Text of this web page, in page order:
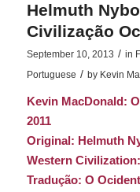
Helmuth
Civilização
September 10, 2013 / in
Portuguese / by Kevin
Kevin MacDonald:
2011
Original: Helmuth
Western
Tradução: O